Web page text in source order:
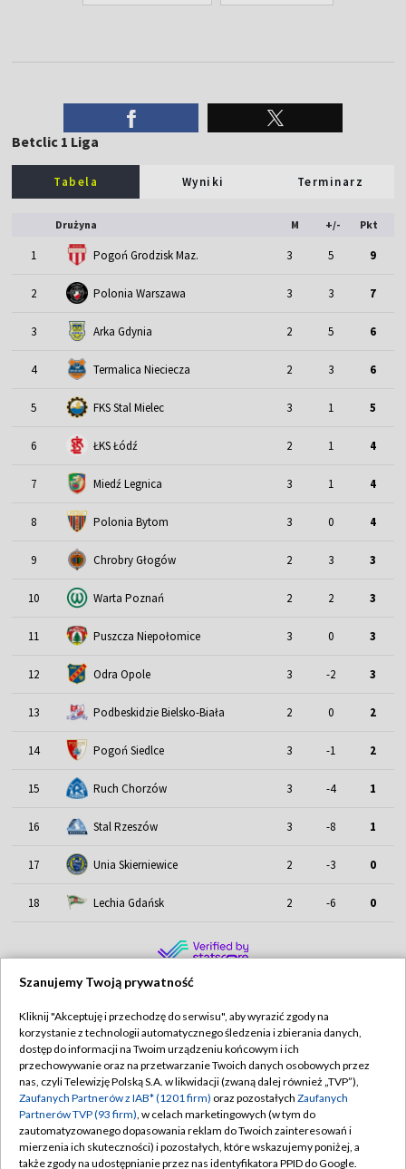
Betclic 1 Liga
Tabela Wyniki Terminarz
Drużyna M +/- Pkt
1 Pogoń Grodzisk Maz. 3 5 9
2 Polonia Warszawa 3 3 7
3 Arka Gdynia 2 5 6
4 Termalica Nieciecza 2 3 6
5 FKS Stal Mielec 3 1 5
6 ŁKS Łódź 2 1 4
7 Miedź Legnica 3 1 4
8 Polonia Bytom 3 0 4
9 Chrobry Głogów 2 3 3
10 Warta Poznań 2 2 3
11 Puszcza Niepołomice 3 0 3
12 Odra Opole 3 -2 3
13 Podbeskidzie Bielsko-Biała 2 0 2
14 Pogoń Siedlce 3 -1 2
15 Ruch Chorzów 3 -4 1
16 Stal Rzeszów 3 -8 1
17 Unia Skierniewice 2 -3 0
18 Lechia Gdańsk 2 -6 0
TVP
Abonament TVP
Sklep TVP
Biuro Reklamy
Oferta Handlowa
Regulamin TVP
Polityka prywatności
Moje zgody
Biuro reklamy
Szanujemy Twoją prywatność
Kliknij "Akceptuję i przechodzę do serwisu", aby wyrazić zgody na
korzystanie z technologii automatycznego śledzenia i zbierania danych,
dostęp do informacji na Twoim urządzeniu końcowym i ich
przechowywanie oraz na przetwarzanie Twoich danych osobowych przez
nas, czyli Telewizję Polską S.A. w likwidacji (zwaną dalej również „TVP”),
Zaufanych Partnerów z IAB* (1201 firm) oraz pozostałych Zaufanych
Partnerów TVP (93 firm), w celach marketingowych (w tym do
zautomatyzowanego dopasowania reklam do Twoich zainteresowań i
mierzenia ich skuteczności) i pozostałych, które wskazujemy poniżej, a
także zgody na udostępnianie przez nas identyfikatora PPID do Google.